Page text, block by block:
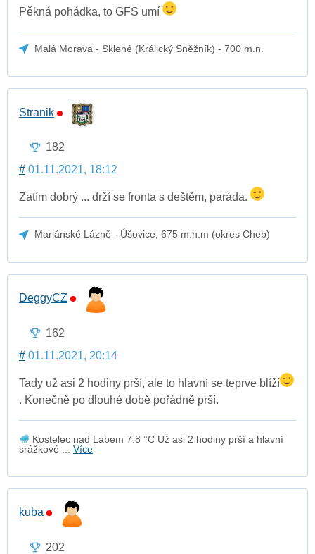
Pěkná pohádka, to GFS umí
Malá Morava - Sklené (Králický Sněžník) - 700 m.n.
Stranik
182
# 01.11.2021, 18:12
Zatím dobrý ... drží se fronta s deštěm, paráda.
Mariánské Lázně - Úšovice, 675 m.n.m (okres Cheb)
DeggyCZ
162
# 01.11.2021, 20:14
Tady už asi 2 hodiny prší, ale to hlavní se teprve blíží
. Konečně po dlouhé době pořádně prší.
Kostelec nad Labem 7.8 °C Už asi 2 hodiny prší a hlavní
srážkové ... Více
kuba
202